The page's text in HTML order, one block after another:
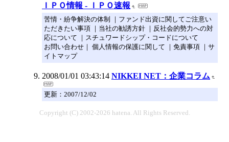
ＩＰＯ情報 - ＩＰＯ速報
苦情・紛争解決の体制 ｜ファンド出資に関してご注意い
ただきたい事項 ｜当社の勧誘方針 ｜反社会的勢力への対
応について ｜スチュワードシップ・コードについて
お問い合わせ｜ 個人情報の保護に関して ｜免責事項 ｜サ
イトマップ
2008/01/01 03:43:14 NIKKEI NET：企業コラム
更新：2007/12/02
Copyright (C) 2002-2026 hatena. All Rights Reserved.